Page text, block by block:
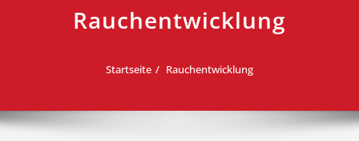
Rauchentwicklung
Startseite Rauchentwicklung